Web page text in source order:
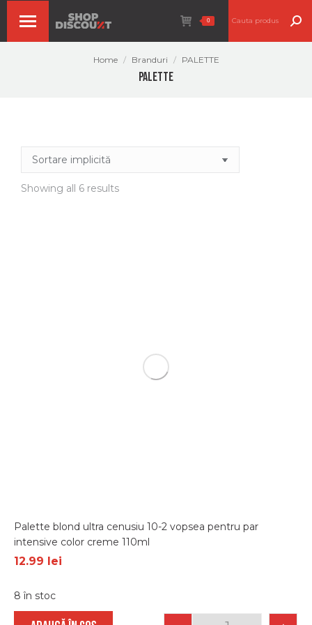
0
You are here:
Home Branduri PALETTE
PALETTE
Showing all 6 results
Palette blond ultra cenusiu 10-2 vopsea pentru par
intensive color creme 110ml
12.99 lei
8 în stoc